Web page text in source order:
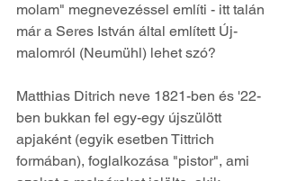
molam" megnevezéssel említi - itt talán
már a Seres István által említett Új-
malomról (Neumühl) lehet szó?
Matthias Ditrich neve 1821-ben és '22-
ben bukkan fel egy-egy újszülött
apjaként (egyik esetben Tittrich
formában), foglalkozása "pistor", ami